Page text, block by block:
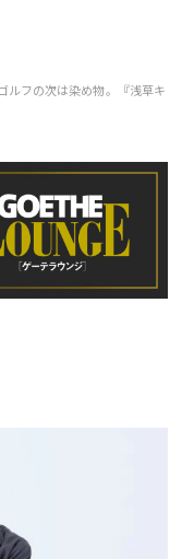
ルフの次は染め物。『浅草キ